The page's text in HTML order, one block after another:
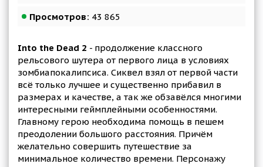
Просмотров: 43 865
Into the Dead 2 - продолжение классного
рельсового шутера от первого лица в условиях
зомбиапокалипсиса. Сиквел взял от первой части
всё только лучшее и существенно прибавил в
размерах и качестве, а так же обзавёлся многими
интересными геймплейными особенностями.
Главному герою необходима помощь в пешем
преодолении большого расстояния. Причём
желательно совершить путешествие за
минимальное количество времени. Персонажу